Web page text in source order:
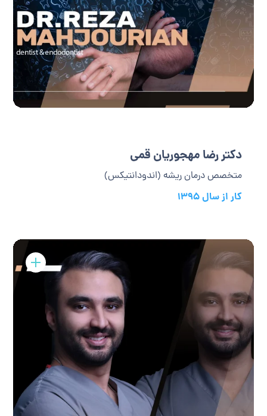
دکتر رضا مهجوریان قمی
متخصص درمان ریشه (اندودانتیکس)
کار از سال 1395